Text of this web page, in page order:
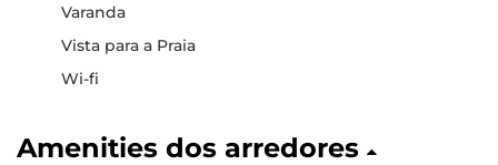
Varanda
Vista para a Praia
Wi-fi
Amenities dos arredores